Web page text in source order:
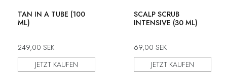
50% Rabatt
TAN IN A TUBE (100
ML)
249,00 SEK
JETZT KAUFEN
50% Rabatt
SCALP SCRUB
INTENSIVE (30 ML)
69,00 SEK
JETZT KAUFEN